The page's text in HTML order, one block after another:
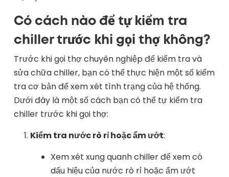
Có cách nào để tự kiểm tra
chiller trước khi gọi thợ không?
Trước khi gọi thợ chuyên nghiệp để kiểm tra và
sửa chữa chiller, bạn có thể thực hiện một số kiểm
tra cơ bản để xem xét tình trạng của hệ thống.
Dưới đây là một số cách bạn có thể tự kiểm tra
chiller trước khi gọi thợ:
Kiểm tra nước rò rỉ hoặc ẩm ướt:
Xem xét xung quanh chiller để xem có
dấu hiệu của nước rò rỉ hoặc ẩm ướt